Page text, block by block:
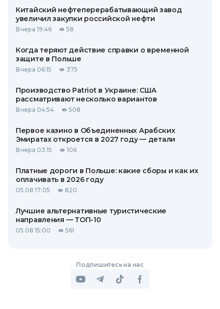
Китайский нефтеперерабатывающий завод
увеличил закупки российской нефти
Вчера 19:46 58
Когда теряют действие справки о временной
защите в Польше
Вчера 06:15 375
Производство Patriot в Украине: США
рассматривают несколько вариантов
Вчера 04:54 508
Первое казино в Объединенных Арабских
Эмиратах откроется в 2027 году — детали
Вчера 03:15 106
Платные дороги в Польше: какие сборы и как их
оплачивать в 2026 году
05.08 17:05 820
Лучшие альтернативные туристические
направления — ТОП-10
05.08 15:00 561
Подпишитесь на нас